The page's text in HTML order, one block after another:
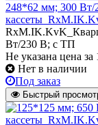
248*62 мм; 300
Вт/230 В; с ТП
Не указана цена за
Нет в наличии
Под заказ
Быстрый